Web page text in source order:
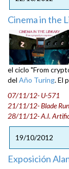
Cinema in the
el ciclo "From
del Año Turing. El
07/11/12- U-571
21/11/12- Blade
28/11/12- A.I.
19/10/2012
Exposición